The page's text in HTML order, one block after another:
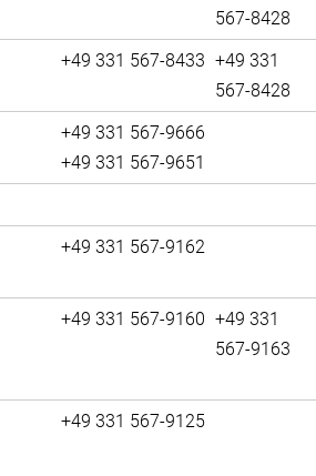
567-8428
+49 331 567-8433 +49 331
567-8428
+49 331 567-9666
+49 331 567-9651
+49 331 567-9162
+49 331 567-9160 +49 331
567-9163
+49 331 567-9125